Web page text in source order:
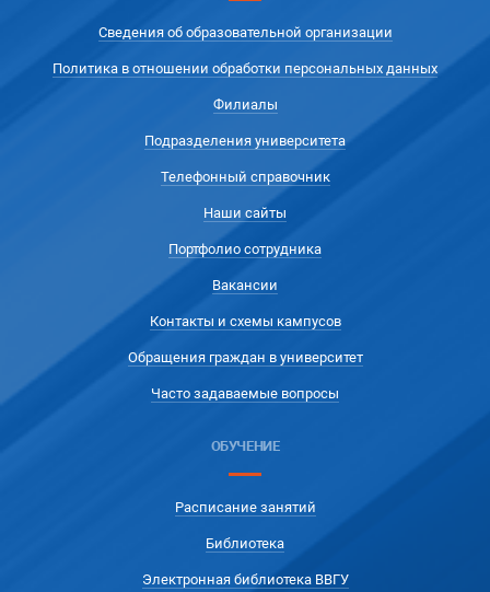
Сведения об образовательной организации
Политика в отношении обработки персональных данных
Филиалы
Подразделения университета
Телефонный справочник
Наши сайты
Портфолио сотрудника
Вакансии
Контакты и схемы кампусов
Обращения граждан в университет
Часто задаваемые вопросы
ОБУЧЕНИЕ
Расписание занятий
Библиотека
Электронная библиотека ВВГУ